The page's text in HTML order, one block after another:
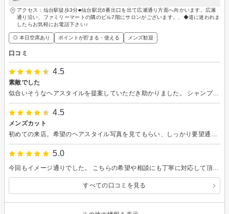
アクセス：仙台駅徒歩3分■仙台駅北6番出口を出て広瀬通り方面へ向かいます。広瀬
通り沿い、ファミリーマートの隣のビル7階にサロンがございます。、◆道に迷われま
したらお気軽にお電話下さい♪
◎ 本日空席あり ポイントが貯まる・使える メンズ歓迎
口コミ
4.5
素敵でした
似合いそうなヘアスタイルを提案していただき助かりました。 シャンプーの時間が少し短めだったのが残念でした。
4.5
メンズカット
初めての来店。希望のヘアスタイル写真を見てもらい、しっかり要望通り切って頂けました。また来たいと思います。
5.0
今回もイメージ通りでした。 こちらの希望や相談にも丁寧に対応して頂きありがとうございました。
すべての口コミを見る